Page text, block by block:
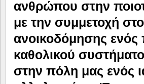
ανθρώπου στην
με την συμμετοχή
ανοικοδόμησης
καθολικού
στην πόλη μας ενός